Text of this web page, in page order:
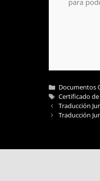
Documentos
Certificado
Traducción
Traducción